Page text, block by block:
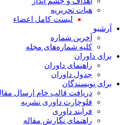
هیات تحریریه
لیست کامل اعضاء
آرشیو
آخرین شماره
کلیه شماره‌های مجله
برای داوران
راهنمای داوران
جدول داوران
برای نویسندگان
دریافت قالب خام ارسال مقاله
فلوچارت داوری نشریه
فرایند داوری
راهنمای نگارش مقاله